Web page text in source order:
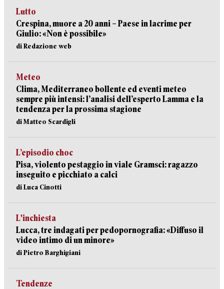
Lutto
Crespina, muore a 20 anni – Paese in lacrime per
Giulio: «Non è possibile»
di Redazione web
Meteo
Clima, Mediterraneo bollente ed eventi meteo
sempre più intensi: l’analisi dell’esperto Lamma e la
tendenza per la prossima stagione
di Matteo Scardigli
L’episodio choc
Pisa, violento pestaggio in viale Gramsci: ragazzo
inseguito e picchiato a calci
di Luca Cinotti
L'inchiesta
Lucca, tre indagati per pedopornografia: «Diffuso il
video intimo di un minore»
di Pietro Barghigiani
Tendenze